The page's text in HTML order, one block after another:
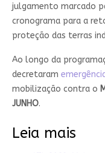
julgamento marcado
cronograma para a
proteção das terras
Ao longo da
decretaram
mobilização contra o
JUNHO.
Leia mais